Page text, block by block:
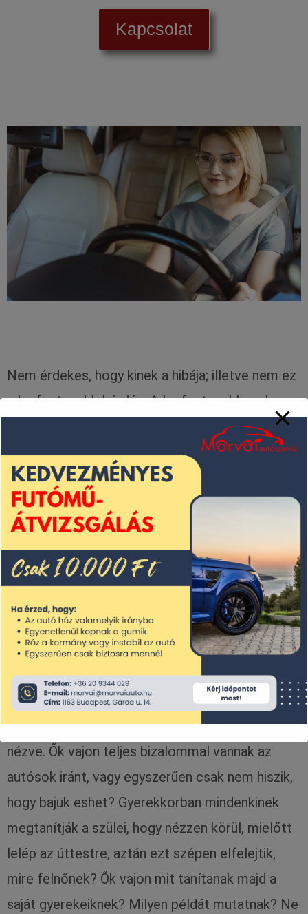
Kapcsolat
Nem érdekes, hogy kinek a hibája; illetve nem ez
a legfontosabb kérdés. A legfontosabb az lenne,
hogy mindenki figyeljen a másikra, és betartsa a
szabályokat, hiszen azok nem azért íródtak,
hogy bonyolítsák a közlekedést, hanem, hogy
biztonságosabbá tegyék.
Ha gyalogos vagy
Ha gyalogosként közlekedsz, akkor kétségkívül
te vagy a legvédtelenebb a pályán, érdemes
tehát nagyon odafigyelned. Furcsa (és kicsit
kétségbeejtő) látni, ahogyan felnőtt emberek
lépnek le az úttestre a mobiljukból fel sem
nézve. Ők vajon teljes bizalommal vannak az
autósok iránt, vagy egyszerűen csak nem hiszik,
hogy bajuk eshet? Gyerekkorban mindenkinek
megtanítják a szülei, hogy nézzen körül, mielőtt
lelép az úttestre, aztán ezt szépen elfelejtik,
mire felnőnek? Ők vajon mit tanítanak majd a
saját gyerekeiknek? Milyen példát mutatnak? Ne